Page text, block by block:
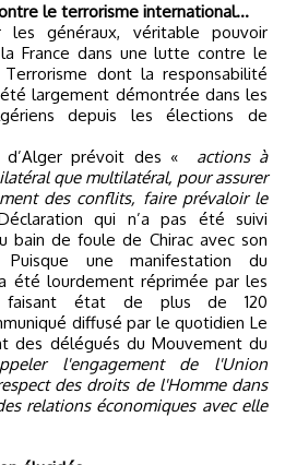
le terrorisme international…
les généraux, véritable pouvoir
France dans une lutte contre le
dont la responsabilité
largement démontrée dans les
depuis les élections de
d’Alger prévoit des « actions à
que multilatéral, pour assurer
des conflits, faire prévaloir le
qui n’a pas été suivi
bain de foule de Chirac avec son
Puisque une manifestation du
été lourdement réprimée par les
faisant état de plus de 120
diffusé par le quotidien Le
des délégués du Mouvement du
l'engagement de l'Union
des droits de l'Homme dans
relations économiques avec elle